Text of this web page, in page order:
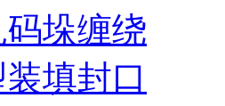
垛缠绕
填封口